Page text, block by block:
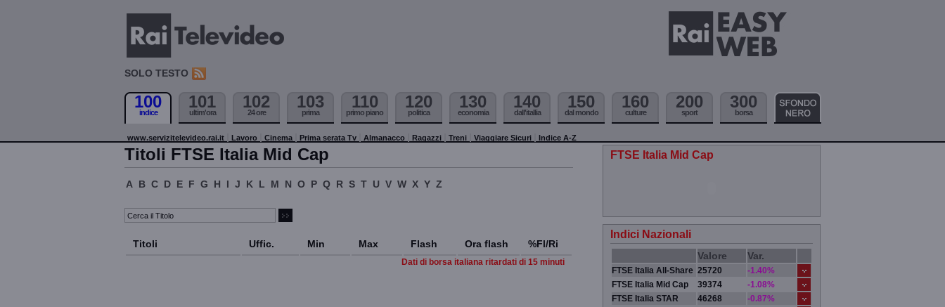
SOLO TESTO
100
indice
101
ultim'ora
102
24 ore
103
prima
110
primo piano
120
politica
130
economia
140
dall'itallia
150
dal mondo
160
culture
200
sport
300
borsa
www.servizitelevideo.rai.it Lavoro Cinema Prima serata Tv Almanacco Ragazzi Treni Viaggiare Sicuri Indice A-Z
Titoli FTSE Italia Mid Cap
A B C D E F G H I J K L M N O P Q R S T U V W X Y Z
Titoli Uffic. Min Max Flash Ora flash %Fl/Ri
Dati di borsa italiana ritardati di 15 minuti
FTSE Italia Mid Cap
Indici Nazionali
Valore Var.
FTSE Italia All-Share 25720
-1.40%
FTSE Italia Mid Cap
39374
-1.08%
FTSE Italia STAR
46268
-0.87%